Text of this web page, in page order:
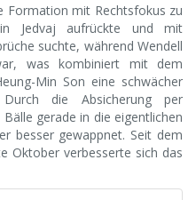
Formation mit Rechtsfokus zu
Jedvaj aufrückte und mit
suchte, während Wendell
was kombiniert mit dem
Min Son eine schwächer
die Absicherung per
gerade in die eigentlichen
besser gewappnet. Seit dem
Oktober verbesserte sich das